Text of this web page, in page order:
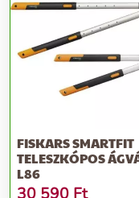
FISKARS SMARTFIT
TELESZKÓPOS
L86